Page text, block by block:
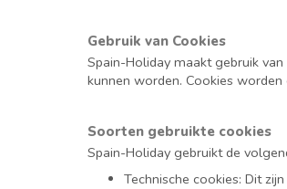
Gebruik van Cookies
Spain-Holiday maakt gebruik
kunnen worden. Cookies
Soorten gebruikte cookies
Spain-Holiday gebruikt de
Technische cookies: Dit